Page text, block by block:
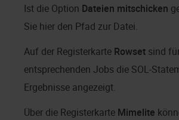
Ist die Option Dateien mitschicken
Sie hier den Pfad zur Datei.
Auf der Registerkarte Rowset sind
entsprechenden Jobs die SOL-
Ergebnisse angezeigt.
Über die Registerkarte Mimelite